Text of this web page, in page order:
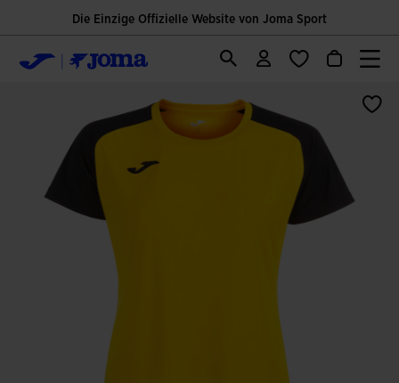
Die Einzige Offizielle Website von Joma Sport